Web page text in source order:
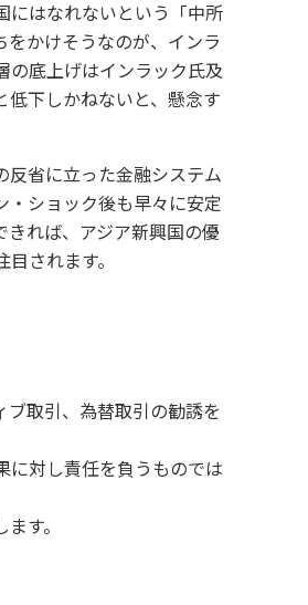
にはなれないという「中所
かけそうなのが、インラ
の底上げはインラック氏及
下しかねないと、懸念す
反省に立った金融システム
・ショック後も早々に安定
れば、アジア新興国の優
されます。
取引、為替取引の勧誘を
に対し責任を負うものでは
す。